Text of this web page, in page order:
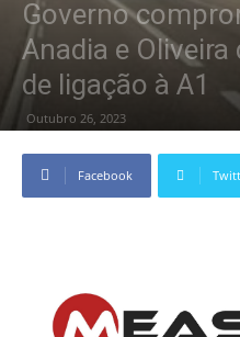
Governo
Anadia e
de ligação à A1
Outubro 26, 2023
Facebook